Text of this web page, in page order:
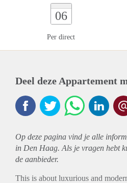
06
Per direct
Deel deze Appartement
Op deze pagina vind je alle
in Den Haag. Als je vragen hebt
de aanbieder.
This is about luxurious and